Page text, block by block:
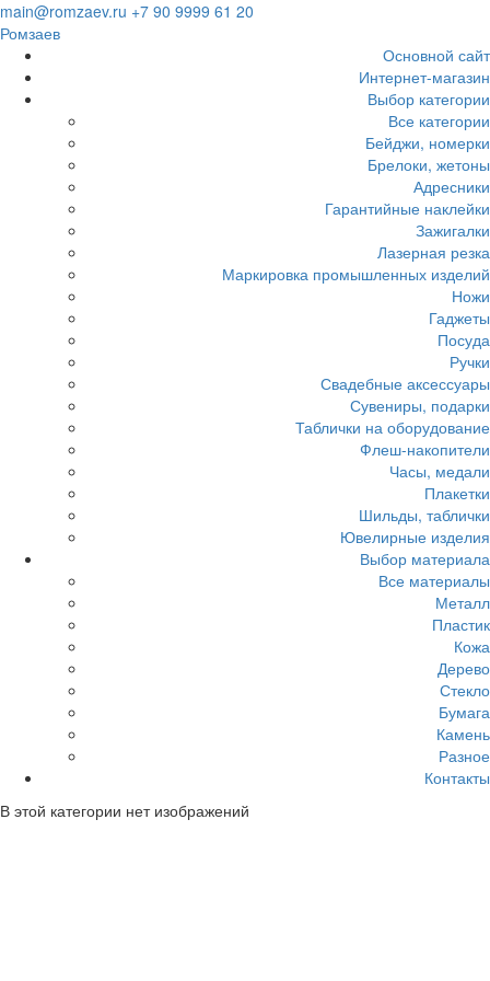
Загрузка...
main@romzaev.ru +7 90 9999 61 20
Ромзаев
Основной сайт
Интернет-магазин
Выбор категории
Все категории
Бейджи, номерки
Брелоки, жетоны
Адресники
Гарантийные наклейки
Зажигалки
Лазерная резка
Маркировка промышленных изделий
Ножи
Гаджеты
Посуда
Ручки
Свадебные аксессуары
Сувениры, подарки
Таблички на оборудование
Флеш-накопители
Часы, медали
Плакетки
Шильды, таблички
Ювелирные изделия
Выбор материала
Все материалы
Металл
Пластик
Кожа
Дерево
Стекло
Бумага
Камень
Разное
Контакты
В этой категории нет изображений